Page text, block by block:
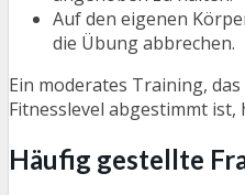
Auf den eigenen
die Übung abbrechen.
Ein moderates Training,
Fitnesslevel abgestimmt
Häufig gestellte